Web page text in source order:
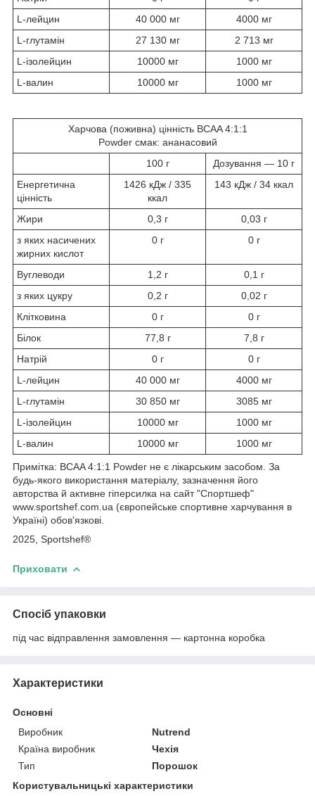
L-лейцин
40 000 мг
4000 мг
L-глутамін
27 130 мг
2 713 мг
L-ізолейцин
10000 мг
1000 мг
L-валин
10000 мг 1000 мг
Харчова (поживна) цінність BCAA 4:1:1
Powderсмак: ананасовий
100 г
Дозування — 10 г
Енергетична
цінність
1426 кДж / 335
ккал
143 кДж / 34 ккал
Жири 0,3 г
0,03 г
з яких насичених
жирних кислот
0 г 0 г
Вуглеводи 1,2 г
0,1 г
з яких цукру
0,2 г
0,02 г
Клітковина
0 г
0 г
Білок
77,8 г
7,8 г
Натрій
0 г
0 г
L-лейцин
40 000 мг
4000 мг
L-глутамін
30 850 мг
3085 мг
L-ізолейцин
10000 мг
1000 мг
L-валин
10000 мг 1000 мг
Примітка: BCAA 4:1:1 Powder не є лікарським засобом. За
будь-якого використання матеріалу, зазначення його
авторства й активне гіперсилка на сайт "Спортшеф"
www.sportshef.com.ua (європейське спортивне харчування в
Україні) обов'язкові.
2025, Sportshef®
Приховати
Спосіб упаковки
під час відправлення замовлення — картонна коробка
Характеристики
Основні
Виробник
Nutrend
Країна виробник
Чехія
Тип
Порошок
Користувальницькі характеристики